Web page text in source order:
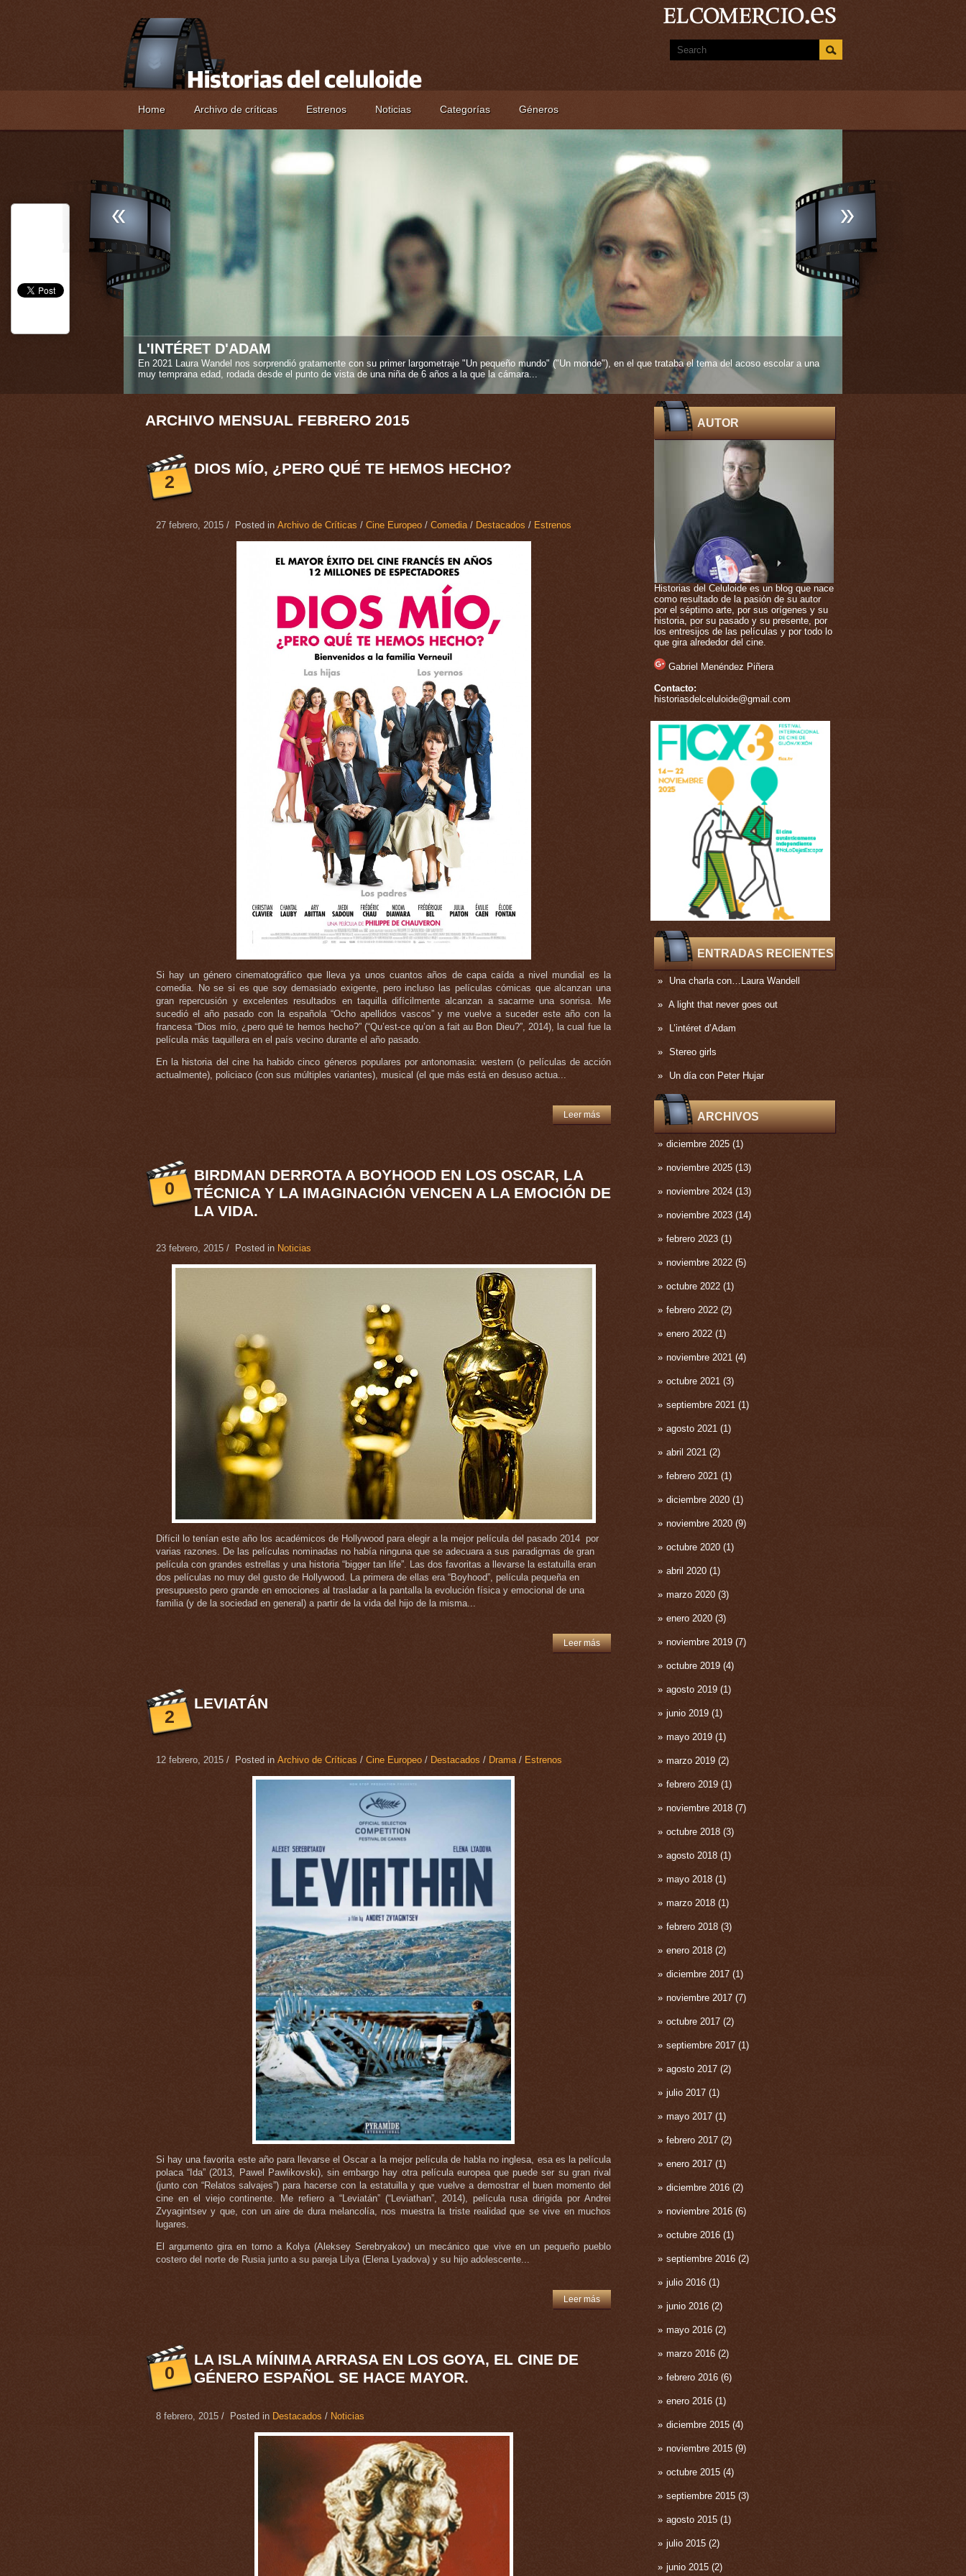
Home Archivo de críticas Estrenos Noticias Categorías Géneros
STEREO GIRLS
La amistad verdadera es uno de los sentimientos más fuertes que se pueden tener en esta vida y más si proviene desde edad muy temprana. De ello nos habla
Caroline Deruas Peano en "Stereo girls" ("Les inmortelles", 2025), su segundo largometraje como...
AUTOR
Historias del Celuloide es un blog que nace
como resultado de la pasión de su autor
por el séptimo arte, por sus orígenes y su
historia, por su pasado y su presente, por
los entresijos de las películas y por todo lo
que gira alrededor del cine.
Gabriel Menéndez Piñera
Contacto:
historiasdelceluloide@gmail.com
ENTRADAS RECIENTES
Una charla con…Laura Wandell
A light that never goes out
L’intéret d’Adam
Stereo girls
Un día con Peter Hujar
ARCHIVOS
diciembre 2025 (1)
noviembre 2025 (13)
noviembre 2024 (13)
noviembre 2023 (14)
febrero 2023 (1)
noviembre 2022 (5)
octubre 2022 (1)
febrero 2022 (2)
enero 2022 (1)
noviembre 2021 (4)
octubre 2021 (3)
septiembre 2021 (1)
agosto 2021 (1)
abril 2021 (2)
febrero 2021 (1)
diciembre 2020 (1)
noviembre 2020 (9)
octubre 2020 (1)
abril 2020 (1)
marzo 2020 (3)
enero 2020 (3)
noviembre 2019 (7)
octubre 2019 (4)
agosto 2019 (1)
junio 2019 (1)
mayo 2019 (1)
marzo 2019 (2)
febrero 2019 (1)
noviembre 2018 (7)
octubre 2018 (3)
agosto 2018 (1)
mayo 2018 (1)
marzo 2018 (1)
febrero 2018 (3)
enero 2018 (2)
diciembre 2017 (1)
noviembre 2017 (7)
octubre 2017 (2)
septiembre 2017 (1)
agosto 2017 (2)
julio 2017 (1)
mayo 2017 (1)
febrero 2017 (2)
enero 2017 (1)
diciembre 2016 (2)
noviembre 2016 (6)
octubre 2016 (1)
septiembre 2016 (2)
julio 2016 (1)
junio 2016 (2)
mayo 2016 (2)
marzo 2016 (2)
febrero 2016 (6)
enero 2016 (1)
diciembre 2015 (4)
noviembre 2015 (9)
octubre 2015 (4)
septiembre 2015 (3)
agosto 2015 (1)
julio 2015 (2)
junio 2015 (2)
ARCHIVO MENSUAL FEBRERO 2015
2
DIOS MÍO, ¿PERO QUÉ TE HEMOS HECHO?
27 febrero, 2015 / Posted in Archivo de Críticas / Cine Europeo / Comedia/ Destacados / Estrenos
Si hay un género cinematográfico que lleva ya unos cuantos años de capa caída a nivel mundial es la
comedia. No se si es que soy demasiado exigente, pero incluso las películas cómicas que alcanzan una
gran repercusión y excelentes resultados en taquilla difícilmente alcanzan a sacarme una sonrisa. Me
sucedió el año pasado con la española “Ocho apellidos vascos” y me vuelve a suceder este año con la
francesa “Dios mío, ¿pero qué te hemos hecho?” (“Qu’est-ce qu’on a fait au Bon Dieu?”, 2014), la cual fue la
película más taquillera en el país vecino durante el año pasado.
En la historia del cine ha habido cinco géneros populares por antonomasia: western (o películas de acción
actualmente), policiaco (con sus múltiples variantes), musical (el que más está en desuso actua...
Leer más
0
BIRDMAN DERROTA A BOYHOOD EN LOS OSCAR, LA
TÉCNICA Y LA IMAGINACIÓN VENCEN A LA EMOCIÓN DE
LA VIDA.
23 febrero, 2015 / Posted in Noticias
Difícil lo tenían este año los académicos de Hollywood para elegir a la mejor película del pasado 2014 por
varias razones. De las películas nominadas no había ninguna que se adecuara a sus paradigmas de gran
película con grandes estrellas y una historia “bigger tan life”. Las dos favoritas a llevarse la estatuilla eran
dos películas no muy del gusto de Hollywood. La primera de ellas era “Boyhood”, película pequeña en
presupuesto pero grande en emociones al trasladar a la pantalla la evolución física y emocional de una
familia (y de la sociedad en general) a partir de la vida del hijo de la misma...
Leer más
2
LEVIATÁN
12 febrero, 2015 / Posted in Archivo de Críticas / Cine Europeo / Destacados / Drama/ Estrenos
Si hay una favorita este año para llevarse el Oscar a la mejor película de habla no inglesa, esa es la película
polaca “Ida” (2013, Pawel Pawlikovski), sin embargo hay otra película europea que puede ser su gran rival
(junto con “Relatos salvajes”) para hacerse con la estatuilla y que vuelve a demostrar el buen momento del
cine en el viejo continente. Me refiero a “Leviatán” (“Leviathan”, 2014), película rusa dirigida por Andrei
Zvyagintsev y que, con un aire de dura melancolía, nos muestra la triste realidad que se vive en muchos
lugares.
El argumento gira en torno a Kolya (Aleksey Serebryakov) un mecánico que vive en un pequeño pueblo
costero del norte de Rusia junto a su pareja Lilya (Elena Lyadova) y su hijo adolescente...
Leer más
0
LA ISLA MÍNIMA ARRASA EN LOS GOYA, EL CINE DE
GÉNERO ESPAÑOL SE HACE MAYOR.
8 febrero, 2015 / Posted in Destacados / Noticias